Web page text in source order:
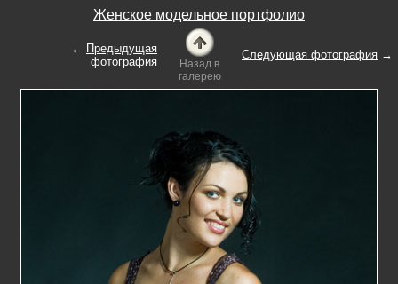
Женское модельное портфолио
← Предыдущая
фотография
Назад в
галерею
Следующая фотография →